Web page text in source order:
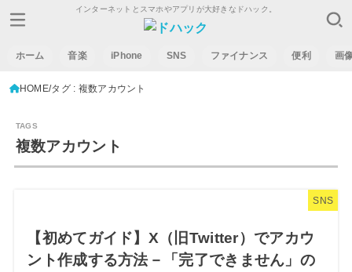
インターネットとスマホやアプリが大好きなドハック。
ホーム 音楽 iPhone SNS ファイナンス 便利 画
HOME タグ : 複数アカウント
複数アカウント
SNS
【初めてガイド】X（旧Twitter）でアカウ
ント作成する方法－「完了できません」の